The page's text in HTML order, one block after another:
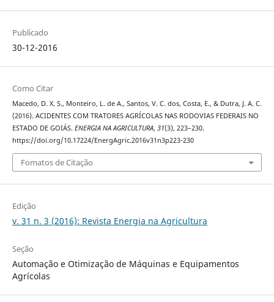
Publicado
30-12-2016
Como Citar
Macedo, D. X. S., Monteiro, L. de A., Santos, V. C. dos, Costa, E., & Dutra, J. A. C.
(2016). ACIDENTES COM TRATORES AGRÍCOLAS NAS RODOVIAS FEDERAIS NO
ESTADO DE GOIÁS. ENERGIA NA AGRICULTURA, 31(3), 223–230.
https://doi.org/10.17224/EnergAgric.2016v31n3p223-230
Fomatos de Citação
Edição
v. 31 n. 3 (2016): Revista Energia na Agricultura
Seção
Automação e Otimização de Máquinas e Equipamentos
Agrícolas